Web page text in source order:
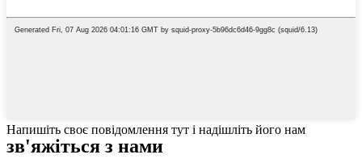
Напишіть своє повідомлення тут і надішліть його нам
зв'яжіться з нами